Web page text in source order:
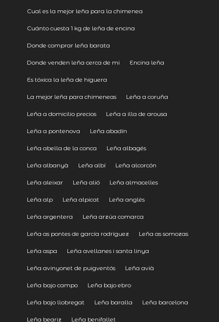
Cual es la mejor leña para la chimenea
Cuánto cuesta 1 kg de leña de encina
Donde comprar leña barata
Donde venden leña cerca de mi Encina leña
Es tóxica la leña de higuera
La mejor leña para chimeneas Leña a coruña
Leña a domicilio precios Leña a illa de arousa
Leña a pontenova Leña abadín
Leña abella de la conca Leña albagés
Leña albanyà Leña albí Leña alcorcón
Leña aleixar Leña alió Leña almacelles
Leña alp Leña alpicat Leña anglés
Leña argentera Leña arzúa comarca
Leña as pontes de garcía rodríguez Leña as somozas
Leña aspa Leña avellanes i santa linya
Leña avinyonet de puigventós Leña avià
Leña bajo campo Leña bajo ebro
Leña bajo llobregat Leña baralla Leña barcelona
Leña beariz Leña benifallet